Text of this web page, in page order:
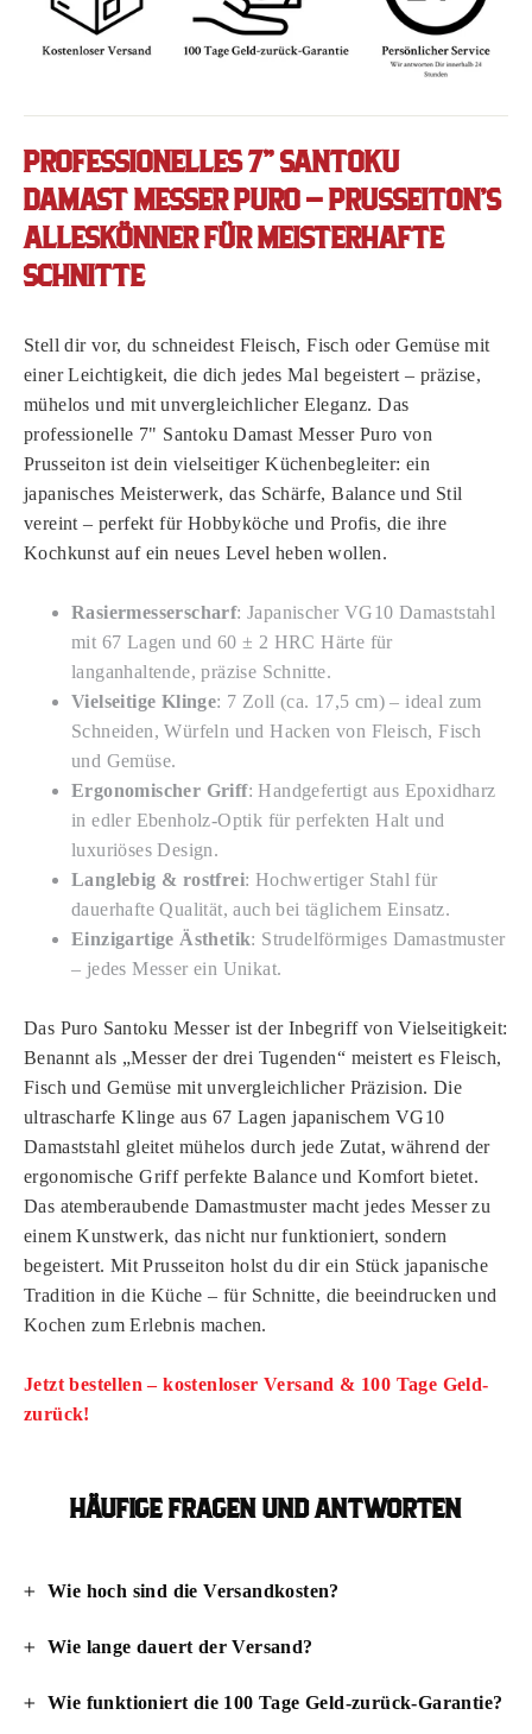
PROFESSIONELLES 7" SANTOKU
DAMAST MESSER PURO – PRUSSEITON’S
ALLESKÖNNER FÜR MEISTERHAFTE
SCHNITTE
Stell dir vor, du schneidest Fleisch, Fisch oder Gemüse mit
einer Leichtigkeit, die dich jedes Mal begeistert – präzise,
mühelos und mit unvergleichlicher Eleganz. Das
professionelle 7" Santoku Damast Messer Puro von
Prusseiton ist dein vielseitiger Küchenbegleiter: ein
japanisches Meisterwerk, das Schärfe, Balance und Stil
vereint – perfekt für Hobbyköche und Profis, die ihre
Kochkunst auf ein neues Level heben wollen.
Rasiermesserscharf: Japanischer VG10 Damaststahl
mit 67 Lagen und 60 ± 2 HRC Härte für
langanhaltende, präzise Schnitte.
Vielseitige Klinge: 7 Zoll (ca. 17,5 cm) – ideal zum
Schneiden, Würfeln und Hacken von Fleisch, Fisch
und Gemüse.
Ergonomischer Griff: Handgefertigt aus Epoxidharz
in edler Ebenholz-Optik für perfekten Halt und
luxuriöses Design.
Langlebig & rostfrei: Hochwertiger Stahl für
dauerhafte Qualität, auch bei täglichem Einsatz.
Einzigartige Ästhetik: Strudelförmiges Damastmuster
– jedes Messer ein Unikat.
Das Puro Santoku Messer ist der Inbegriff von Vielseitigkeit:
Benannt als „Messer der drei Tugenden“ meistert es Fleisch,
Fisch und Gemüse mit unvergleichlicher Präzision. Die
ultrascharfe Klinge aus 67 Lagen japanischem VG10
Damaststahl gleitet mühelos durch jede Zutat, während der
ergonomische Griff perfekte Balance und Komfort bietet.
Das atemberaubende Damastmuster macht jedes Messer zu
einem Kunstwerk, das nicht nur funktioniert, sondern
begeistert. Mit Prusseiton holst du dir ein Stück japanische
Tradition in die Küche – für Schnitte, die beeindrucken und
Kochen zum Erlebnis machen.
Jetzt bestellen – kostenloser Versand & 100 Tage Geld-
zurück!
HÄUFIGE FRAGEN UND ANTWORTEN
Wie hoch sind die Versandkosten?
Wie lange dauert der Versand?
Wie funktioniert die 100 Tage Geld-zurück-Garantie?